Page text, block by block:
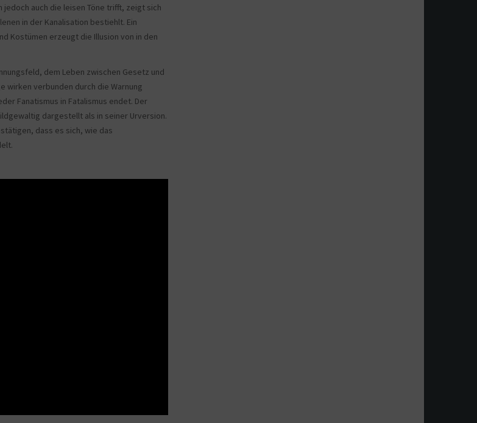
jedoch auch die leisen Töne trifft, zeigt sich
in der Kanalisation bestiehlt. Ein
Kostümen erzeugt die Illusion von in den
dem Leben zwischen Gesetz und
wirken verbunden durch die Warnung
Fanatismus in Fatalismus endet. Der
dargestellt als in seiner Urversion.
dass es sich, wie das